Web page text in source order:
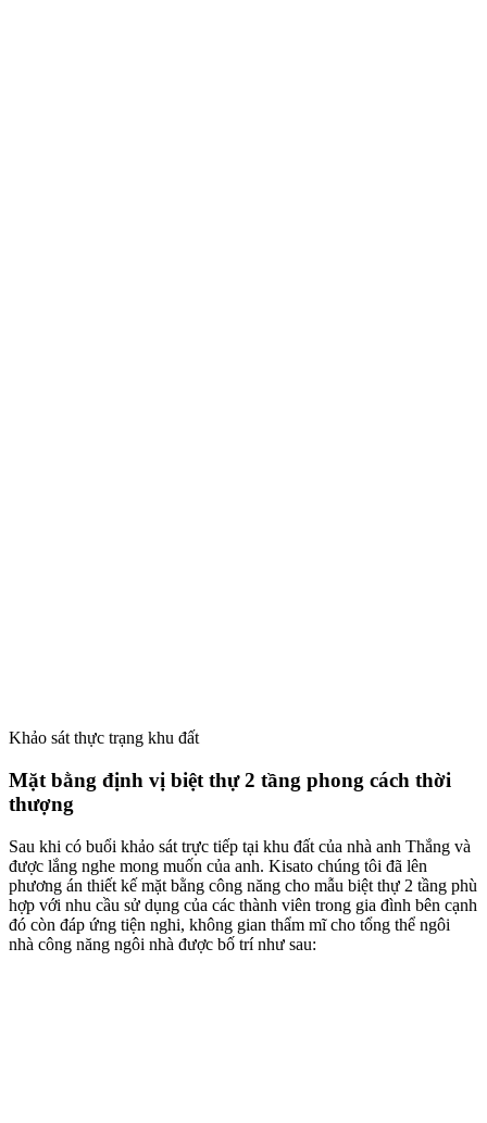
Khảo sát thực trạng khu đất
Mặt bằng định vị biệt thự 2 tầng phong cách thời
thượng
Sau khi có buổi khảo sát trực tiếp tại khu đất của nhà anh Thắng và
được lắng nghe mong muốn của anh. Kisato chúng tôi đã lên
phương án thiết kế mặt bằng công năng cho mẫu biệt thự 2 tầng phù
hợp với nhu cầu sử dụng của các thành viên trong gia đình bên cạnh
đó còn đáp ứng tiện nghi, không gian thẩm mĩ cho tổng thể ngôi
nhà công năng ngôi nhà được bố trí như sau: